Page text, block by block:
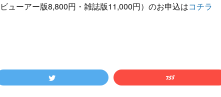
ューアー版8,800円・雑誌版11,000円）のお申込はコチラ